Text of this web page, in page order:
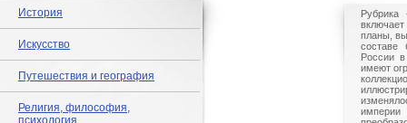
История
Искусство
Путешествия и география
Религия, философия,
психология
Рубрика
планы,
составе
России
имеют
империи